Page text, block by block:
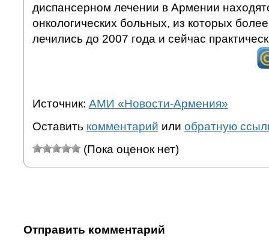
диспансерном лечении в Армении
онкологических больных, из которых
лечились до 2007 года и сейчас
Источник: АМИ «Новости-Армения»
Оставить комментарий или обратную
(Пока оценок нет)
Отправить комментарий